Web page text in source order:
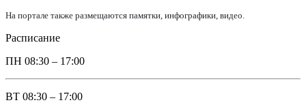
На портале также размещаются памятки, инфографики, видео.
Расписание
ПН 08:30 – 17:00
ВТ 08:30 – 17:00